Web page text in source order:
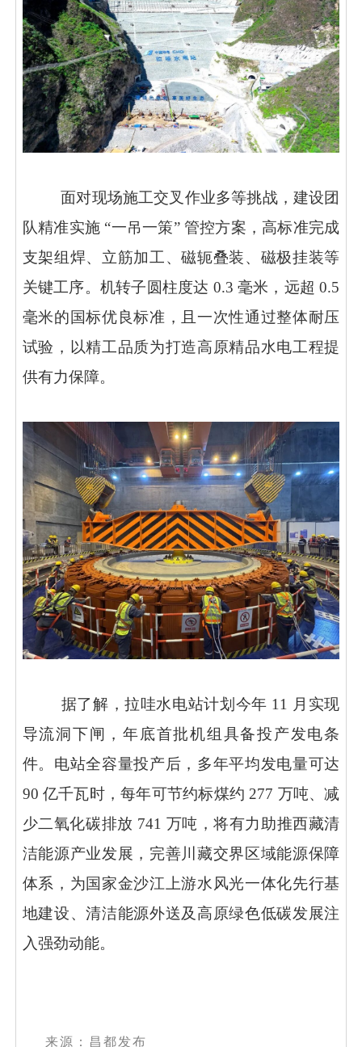
面对现场施工交叉作业多等挑战，建设团
队精准实施 “一吊一策” 管控方案，高标准完成
支架组焊、立筋加工、磁轭叠装、磁极挂装等
关键工序。机转子圆柱度达 0.3 毫米，远超 0.5
毫米的国标优良标准，且一次性通过整体耐压
试验，以精工品质为打造高原精品水电工程提
供有力保障。
据了解，拉哇水电站计划今年 11 月实现
导流洞下闸，年底首批机组具备投产发电条
件。电站全容量投产后，多年平均发电量可达
90 亿千瓦时，每年可节约标煤约 277 万吨、减
少二氧化碳排放 741 万吨，将有力助推西藏清
洁能源产业发展，完善川藏交界区域能源保障
体系，为国家金沙江上游水风光一体化先行基
地建设、清洁能源外送及高原绿色低碳发展注
入强劲动能。
来源：昌都发布